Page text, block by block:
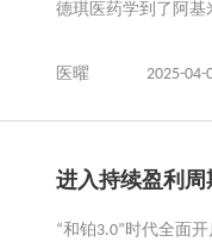
德琪医药学到了阿基
医曜 2025-04-
进入持续盈利周
“和铂3.0”时代全面开